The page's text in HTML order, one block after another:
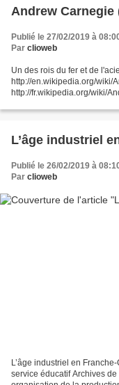
Andrew Carnegie
Publié le 27/02/2019 à
Par clioweb
Un des rois du fer et de
http://en.wikipedia.org/wiki/
http://fr.wikipedia.org/wiki/
L’âge industriel
Publié le 26/02/2019 à
Par clioweb
L’âge industriel en
service éducatif Archives